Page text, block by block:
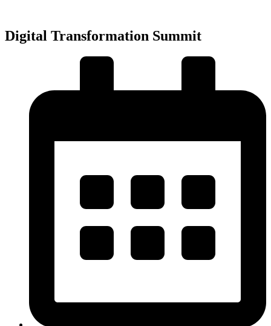
obsahu
Digital Transformation Summit